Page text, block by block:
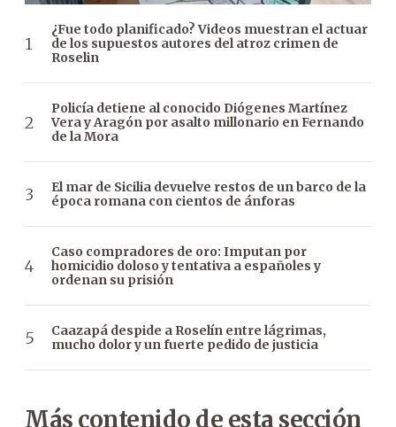
¿Fue todo planificado? Videos muestran el actuar
de los supuestos autores del atroz crimen de
Roselin
Policía detiene al conocido Diógenes Martínez
Vera y Aragón por asalto millonario en Fernando
de la Mora
El mar de Sicilia devuelve restos de un barco de la
época romana con cientos de ánforas
Caso compradores de oro: Imputan por
homicidio doloso y tentativa a españoles y
ordenan su prisión
Caazapá despide a Roselín entre lágrimas,
mucho dolor y un fuerte pedido de justicia
Más contenido de esta sección